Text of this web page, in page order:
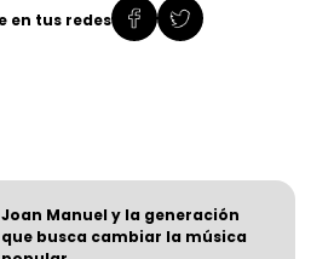
Joan Manuel y la generación
que busca cambiar la música
en tus redes